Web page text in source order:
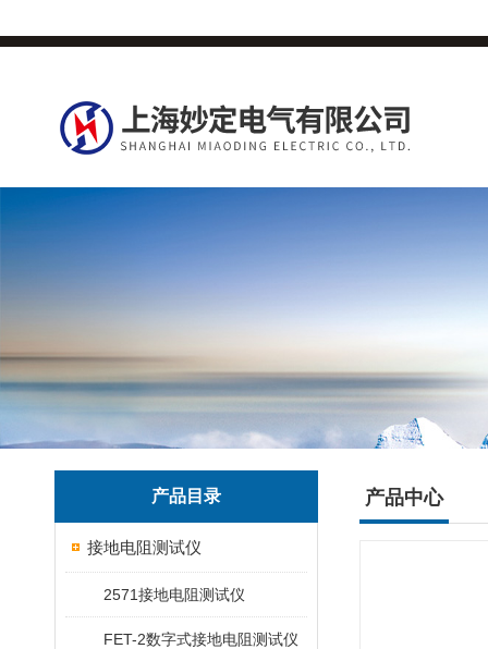
产品目录
接地电阻测试仪
2571接地电阻测试仪
FET-2数字式接地电阻测试仪
产品中心